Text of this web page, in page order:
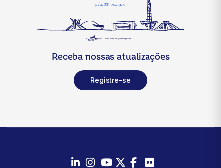
Receba nossas atualizações
Registre-se